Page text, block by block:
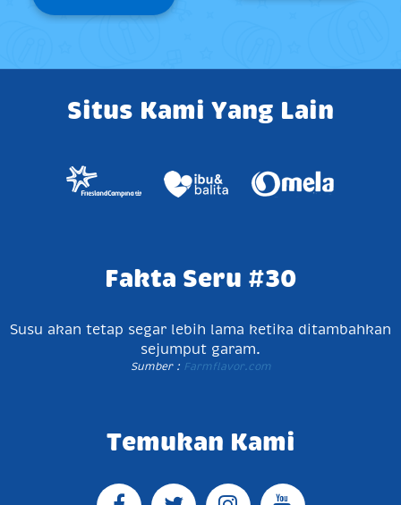
Situs Kami Yang Lain
Fakta Seru #30
Susu akan tetap segar lebih lama ketika ditambahkan
sejumput garam.
Sumber :Farmflavor.com
Temukan Kami